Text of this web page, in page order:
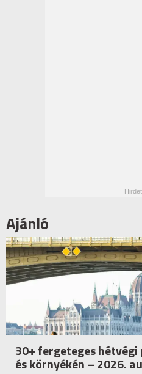
Ajánló
30+ fergeteges
és környékén – 2026.